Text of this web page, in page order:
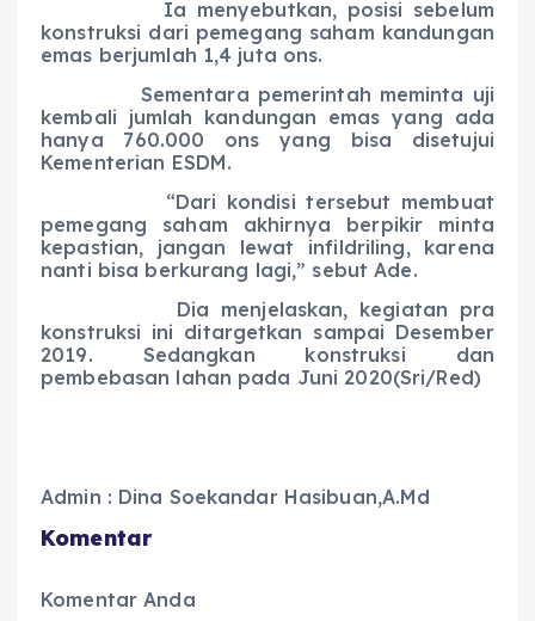
Ia menyebutkan, posisi sebelum
konstruksi dari pemegang saham kandungan
emas berjumlah 1,4 juta ons.
Sementara pemerintah meminta uji
kembali jumlah kandungan emas yang ada
hanya 760.000 ons yang bisa disetujui
Kementerian ESDM.
“Dari kondisi tersebut membuat
pemegang saham akhirnya berpikir minta
kepastian, jangan lewat infildriling, karena
nanti bisa berkurang lagi,” sebut Ade.
Dia menjelaskan, kegiatan pra
konstruksi ini ditargetkan sampai Desember
2019. Sedangkan konstruksi dan
pembebasan lahan pada Juni 2020(Sri/Red)
Admin : Dina Soekandar Hasibuan,A.Md
Komentar
Komentar Anda